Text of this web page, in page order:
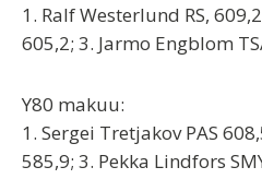
1. Ralf Westerlund RS,
605,2; 3. Jarmo Engblom
Y80 makuu:
1. Sergei Tretjakov PAS
585,9; 3. Pekka Lindfors